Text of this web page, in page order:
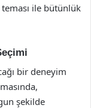
ile bütünlük
bir deneyim
şekilde